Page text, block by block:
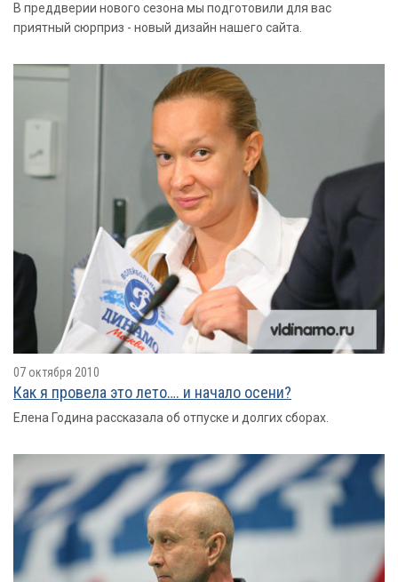
В преддверии нового сезона мы подготовили для вас
приятный сюрприз - новый дизайн нашего сайта.
07 октября 2010
Как я провелa это лето…. и начало осени?
Елена Година рассказала об отпуске и долгих сборах.